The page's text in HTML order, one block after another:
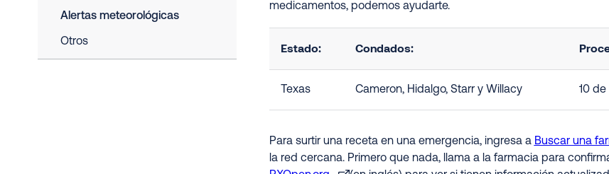
Alertas meteorológicas
Otros
medicamentos, podemos ayudarte.
Estado: Condados:
Texas Cameron, Hidalgo, Starr y Willacy 10
Para surtir una receta en una emergencia, ingresa a Buscar una
la red cercana. Primero que nada, llama a la farmacia para